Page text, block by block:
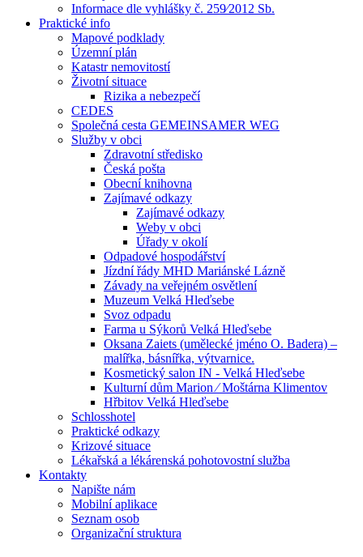
Informace dle vyhlášky č. 259⁄2012 Sb.
Praktické info
Mapové podklady
Územní plán
Katastr nemovitostí
Životní situace
Rizika a nebezpečí
CEDES
Společná cesta GEMEINSAMER WEG
Služby v obci
Zdravotní středisko
Česká pošta
Obecní knihovna
Zajímavé odkazy
Zajímavé odkazy
Weby v obci
Úřady v okolí
Odpadové hospodářství
Jízdní řády MHD Mariánské Lázně
Závady na veřejném osvětlení
Muzeum Velká Hleďsebe
Svoz odpadu
Farma u Sýkorů Velká Hleďsebe
Oksana Zaiets (umělecké jméno O. Badera) –
malířka, básnířka, výtvarnice.
Kosmetický salon IN - Velká Hleďsebe
Kulturní dům Marion ⁄ Moštárna Klimentov
Hřbitov Velká Hleďsebe
Schlosshotel
Praktické odkazy
Krizové situace
Lékařská a lékárenská pohotovostní služba
Kontakty
Napište nám
Mobilní aplikace
Seznam osob
Organizační struktura